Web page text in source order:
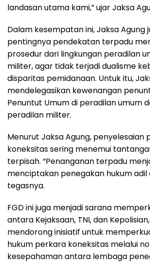
landasan utama kami,” ujar Jaksa
Dalam kesempatan ini, Jaksa Agung
pentingnya pendekatan terpadu
prosedur dari lingkungan peradilan
militer, agar tidak terjadi dualisme
disparitas pemidanaan. Untuk itu,
mendelegasikan kewenangan
Penuntut Umum di peradilan umum
peradilan militer.
Menurut Jaksa Agung, penyelesaian
koneksitas sering menemui
terpisah. “Penanganan terpadu
menciptakan penegakan hukum adil
tegasnya.
FGD ini juga menjadi sarana
antara Kejaksaan, TNI, dan
mendorong inisiatif untuk
hukum perkara koneksitas melalui
kesepahaman antara lembaga